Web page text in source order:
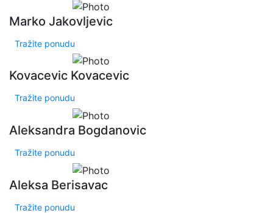
Marko Jakovljevic
Tražite ponudu
Kovacevic Kovacevic
Tražite ponudu
Aleksandra Bogdanovic
Tražite ponudu
Aleksa Berisavac
Tražite ponudu